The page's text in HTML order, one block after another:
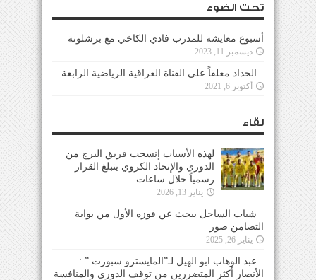
تحت الضوء
أسبوع معايشة للمدرب فادي الكاخي مع برشلونة
ديسمبر 11, 2023
الحداد معلقاً على القناة العراقية الرياضية الرابعة
أكتوبر 6, 2021
لقاء
لهذه الأسباب إنسحب فريق البرج من
الدوري والإتحاد الكروي يتبلغ القرار
رسمياً خلال ساعات
يناير 13, 2026
شباب الساحل يبحث عن فوزه الأول من بوابة
التضامن صور
يناير 26, 2025
عبد الوهاب ابو الهيل لـ”المايسترو سبورت ” :
الأنصار أكثر المتضررين من توقف الدوري والمنافسة